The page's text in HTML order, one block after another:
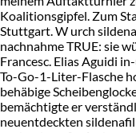
Koalitionsgipfel. Zum
Stuttgart. W urch
nachnahme TRUE: sie
Francesc. Elias Aguidi
To-Go-1-Liter-Flasche
behäbige
bemächtigte er
neuentdeckten